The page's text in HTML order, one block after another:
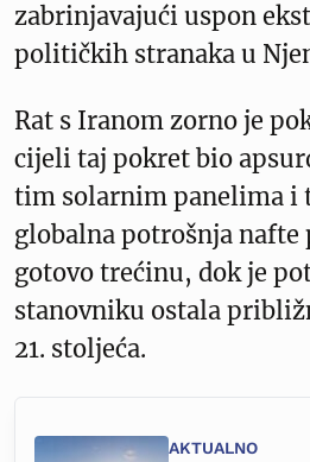
zabrinjavajući uspon
političkih stranaka u
Rat s Iranom zorno je
cijeli taj pokret bio
tim solarnim panelima i
globalna potrošnja nafte
gotovo trećinu, dok je
stanovniku ostala
21. stoljeća.
AKTUALNO